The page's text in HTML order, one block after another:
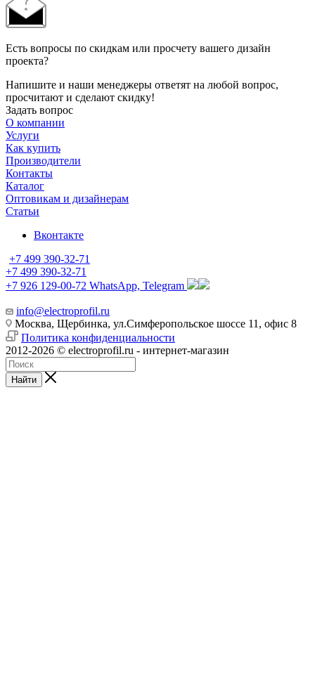
Есть вопросы по скидкам или просчету вашего дизайн
проекта?
Напишите и наши менеджеры ответят на любой вопрос,
просчитают и сделают скидку!
Задать вопрос
О компании
Услуги
Как купить
Производители
Контакты
Каталог
Оптовикам и дизайнерам
Статьи
Вконтакте
+7 499 390-32-71
+7 499 390-32-71
+7 926 129-00-72 WhatsApp, Telegram
info@electroprofil.ru
Москва, Щербинка, ул.Симферопольское шоссе 11, офис 8
Политика конфиденциальности
2012-2026 © electroprofil.ru - интернет-магазин
Найти